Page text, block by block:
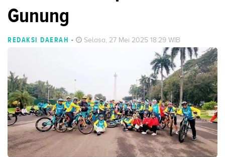
Gunung
REDAKSI DAERAH - Selasa, 27 Mei 2025 18:29 WIB